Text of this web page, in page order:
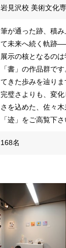
岩見沢校 美術文化
筆が通った跡、積
て未来へ続く軌跡
展示の核となるの
「書」の作品群で
てきた歩みを辿りま
完璧さよりも、変
さを込めた、佐々
「迹」をご高覧下さ
168名